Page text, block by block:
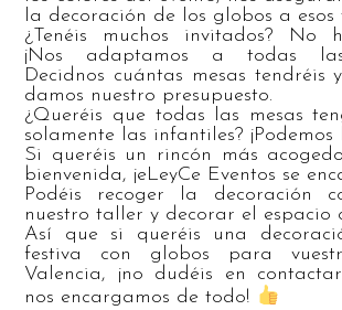
la decoración de los globos a esos
¿Tenéis muchos invitados? No
¡Nos adaptamos a todas
Decidnos cuántas mesas tendréis
damos nuestro presupuesto.
¿Queréis que todas las mesas
solamente las infantiles? ¡Podemos
Si queréis un rincón más
bienvenida, ¡eLeyCe Eventos se
Podéis recoger la decoración
nuestro taller y decorar el espacio
Así que si queréis una
festiva con globos para
Valencia, ¡no dudéis en
nos encargamos de todo!